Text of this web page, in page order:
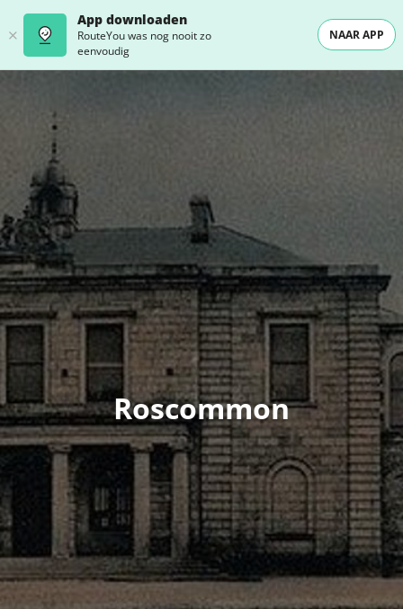
App downloaden
RouteYou was nog nooit zo
eenvoudig
NAAR APP
Roscommon